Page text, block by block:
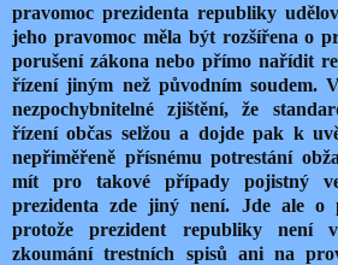
pravomoc prezidenta republiky
jeho pravomoc měla být rozšířena o
porušení zákona nebo přímo nařídit
řízení jiným než původním soudem.
nezpochybnitelné zjištění, že
řízení občas selžou a dojde pak k
nepřiměřeně přísnému potrestání
mít pro takové případy pojistný
prezidenta zde jiný není. Jde ale o
protože prezident republiky není
zkoumání trestních spisů ani na